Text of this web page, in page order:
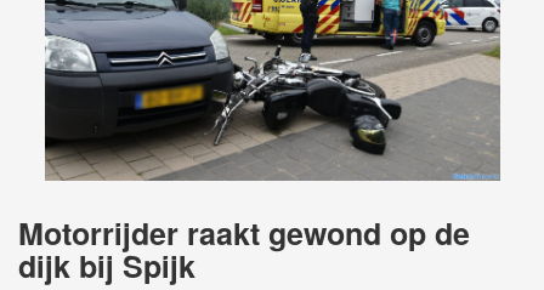
Motorrijder raakt gewond op de
dijk bij Spijk